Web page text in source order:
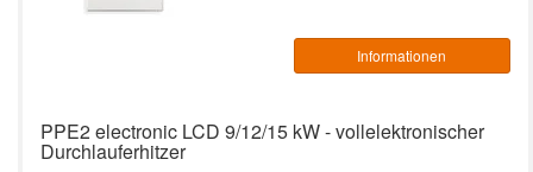
Informationen
PPE2 electronic LCD 9/12/15 kW - vollelektronischer
Durchlauferhitzer